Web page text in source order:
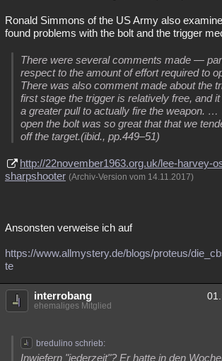
Ronald Simmons of the US Army also
found problems with the bolt and the trigger
There were several comments made —
respect to the amount of effort required to
There was also comment made about the
first stage the trigger is relatively free, and
a greater pull to actually fire the weapon. …
open the bolt was so great that that we
off the target.(ibid., pp.449–51)
http://22november1963.org.uk/lee-harvey-
sharpshooter (Archiv-Version vom 14.11.2017)
Ansonsten verweise ich auf
https://www.allmystery.de/blogs/proteus/
te
interrobang
ehemaliges Mitglied
bredulino schrieb:
Inwiefern "jederzeit"? Er hatte in den